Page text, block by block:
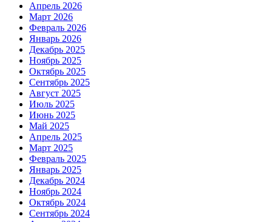
Апрель 2026
Март 2026
Февраль 2026
Январь 2026
Декабрь 2025
Ноябрь 2025
Октябрь 2025
Сентябрь 2025
Август 2025
Июль 2025
Июнь 2025
Май 2025
Апрель 2025
Март 2025
Февраль 2025
Январь 2025
Декабрь 2024
Ноябрь 2024
Октябрь 2024
Сентябрь 2024